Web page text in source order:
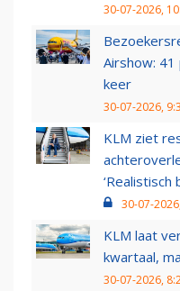
30-07-2026,
Airshow:
keer
30-07-2026,
KLM ziet
‘Realistisch
30-07-
KLM laat
kwartaal,
30-07-2026,